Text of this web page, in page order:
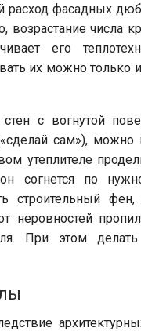
фасадных
возрастание
его
их можно только
с вогнутой
сам»), можно
утеплителе
по
строительный
неровностей
При этом